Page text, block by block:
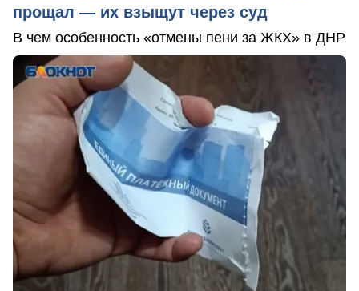
прощал — их взыщут через суд
В чем особенность «отмены пени за ЖКХ» в ДНР